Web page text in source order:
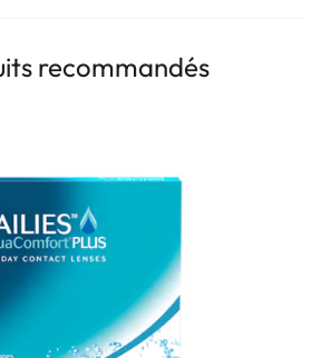
recommandés